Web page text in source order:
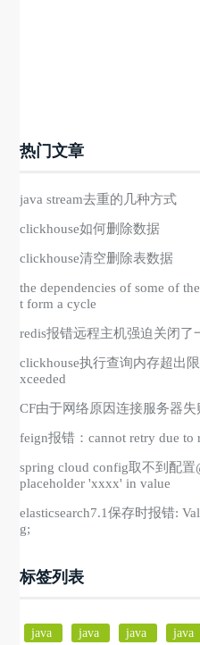
热门文章
java stream去重的几种方式
clickhouse如何删除数据
clickhouse清空删除表数据
the dependencies of some of
t form a cycle
redis报错远程主机强迫关闭
clickhouse执行查询内存超出
xceeded
CF由于网络原因连接服务器
feign报错：cannot retry due to
spring cloud config取不到配置
placeholder 'xxxx' in value
elasticsearch7.1保存时报错:
g;
标签列表
java java java java